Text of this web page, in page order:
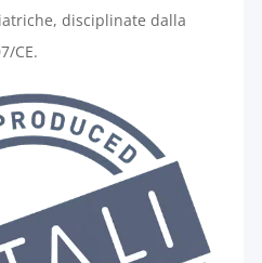
disciplinate dalla
CE.